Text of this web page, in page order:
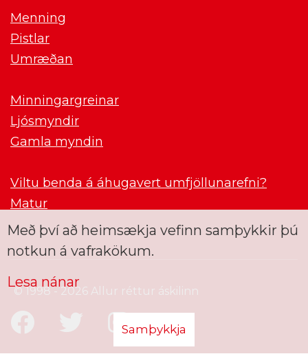
Menning
Pistlar
Umræðan
Minningargreinar
Ljósmyndir
Gamla myndin
Viltu benda á áhugavert umfjöllunarefni?
Matur
© 1998 - 2026 Allur réttur áskilinn
Með því að heimsækja vefinn samþykkir þú
notkun á vafrakökum.
Lesa nánar
Samþykkja